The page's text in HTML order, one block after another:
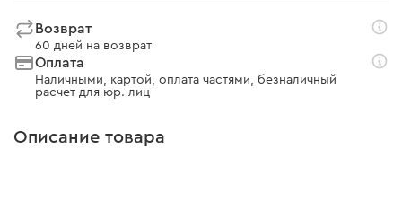
Возврат
60 дней на возврат
Оплата
Наличными, картой, оплата частями, безналичный
расчет для юр. лиц
Описание товара